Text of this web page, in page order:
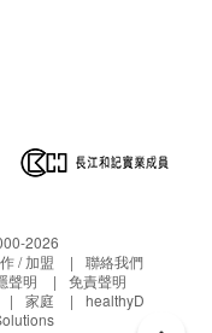
2026
/ 加盟
聯絡我們
聲明
免責聲明
家庭
healthyD